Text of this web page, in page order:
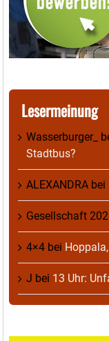
Lesermeinung
Wasserburger_
Stadtbus?
ALEXANDRA bei
Gesellschaft
4×4 bei
J bei 13 Uhr: